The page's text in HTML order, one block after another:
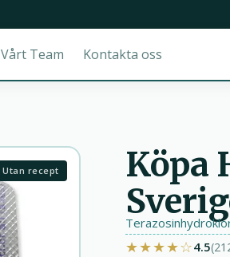
Vårt Team Kontakta oss
Utan recept
Köpa
★★★★☆4.5